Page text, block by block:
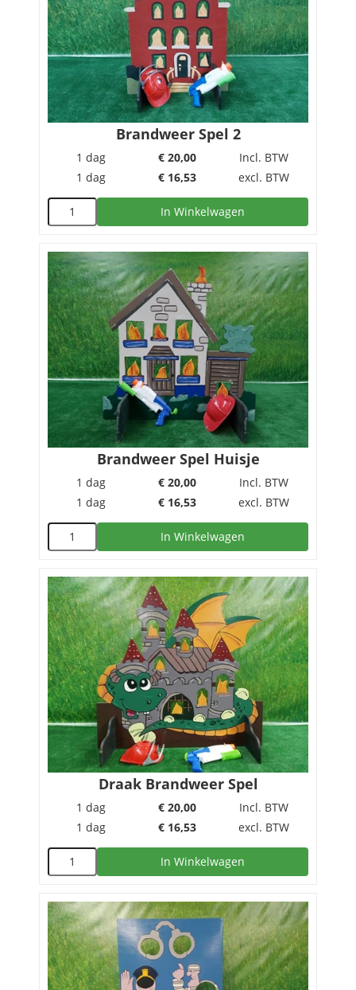
Brandweer Spel 2
1 dag € 20,00
Incl. BTW
1 dag
€ 16,53 excl. BTW
In Winkelwagen
Brandweer Spel Huisje
1 dag € 20,00
Incl. BTW
1 dag
€ 16,53 excl. BTW
In Winkelwagen
Draak Brandweer Spel
1 dag € 20,00
Incl. BTW
1 dag
€ 16,53 excl. BTW
In Winkelwagen